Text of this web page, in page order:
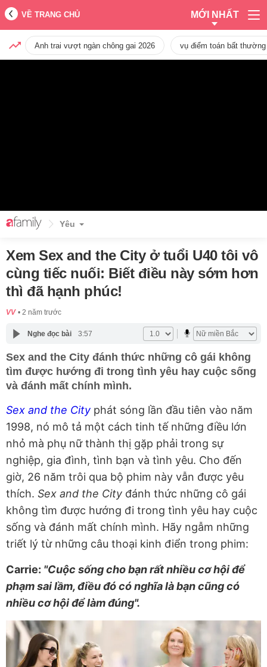
VỀ TRANG CHỦ MỚI NHẤT
Anh trai vượt ngàn chông gai 2026 vụ điểm toán bất
Yêu
Xem Sex and the City ở tuổi U40 tôi vô
cùng tiếc nuối: Biết điều này sớm hơn
thì đã hạnh phúc!
VV 2 năm trước
Nghe đọc bài 3:57
Sex and the City đánh thức những cô gái không
tìm được hướng đi trong tình yêu hay cuộc sống
và đánh mất chính mình.
Sex and the City phát sóng lần đầu tiên vào năm
1998, nó mô tả một cách tinh tế những điều lớn
nhỏ mà phụ nữ thành thị gặp phải trong sự
nghiệp, gia đình, tình bạn và tình yêu. Cho đến
giờ, 26 năm trôi qua bộ phim này vẫn được yêu
thích. Sex and the City đánh thức những cô gái
không tìm được hướng đi trong tình yêu hay cuộc
sống và đánh mất chính mình. Hãy ngẫm những
triết lý từ những câu thoại kinh điển trong phim:
Carrie: "Cuộc sống cho bạn rất nhiều cơ hội để
phạm sai lầm, điều đó có nghĩa là bạn cũng có
nhiều cơ hội để làm đúng".